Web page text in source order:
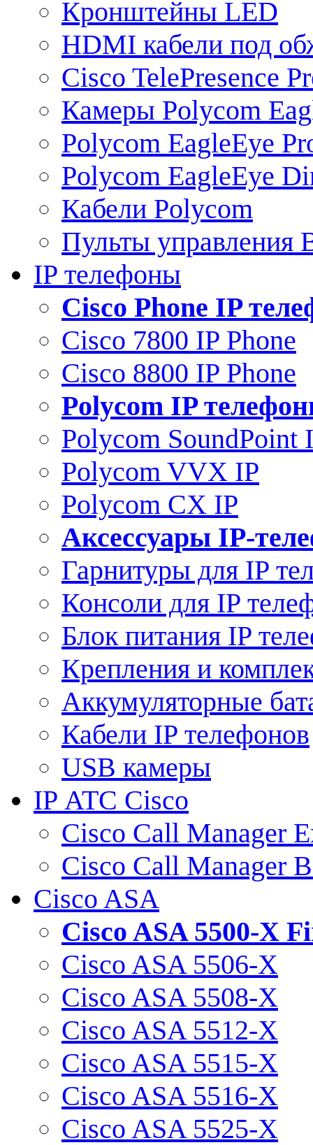
Кронштейны LED
HDMI кабели под
Cisco TelePresence
Камеры Polycom
Polycom EagleEye
Polycom EagleEye
Кабели Polycom
Пульты управления
IP телефоны
Сisco Phone IP
Cisco 7800 IP Phone
Cisco 8800 IP Phone
Polycom IP
Polycom SoundPoint
Polycom VVX IP
Polycom CX IP
Аксессуары IP-
Гарнитуры для IP
Консоли для IP
Блок питания IP
Крепления и
Аккумуляторные
Кабели IP телефонов
USB камеры
IP АТС Cisco
Cisco Call Manager
Cisco Call Manager
Cisco ASA
Cisco ASA 5500-X
Cisco ASA 5506-X
Cisco ASA 5508-X
Cisco ASA 5512-X
Cisco ASA 5515-X
Cisco ASA 5516-X
Cisco ASA 5525-X